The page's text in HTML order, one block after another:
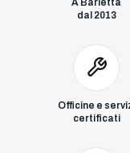
dal 2013
Officine e
certificati